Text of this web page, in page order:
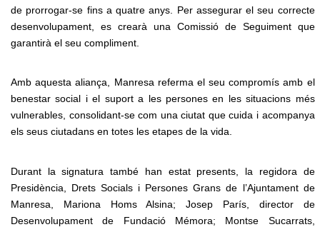
de prorrogar-se fins a quatre anys. Per assegurar el seu correcte
desenvolupament, es crearà una Comissió de Seguiment que
garantirà el seu compliment.
Amb aquesta aliança, Manresa referma el seu compromís amb el
benestar social i el suport a les persones en les situacions més
vulnerables, consolidant-se com una ciutat que cuida i acompanya
els seus ciutadans en totes les etapes de la vida.
Durant la signatura també han estat presents, la regidora de
Presidència, Drets Socials i Persones Grans de l’Ajuntament de
Manresa, Mariona Homs Alsina; Josep París, director de
Desenvolupament de Fundació Mémora; Montse Sucarrats,